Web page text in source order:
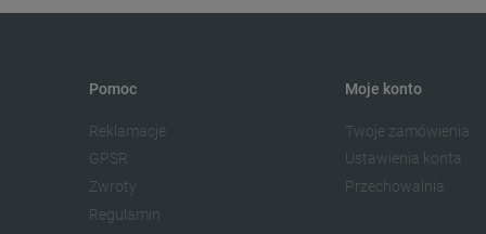
Pomoc
Reklamacje
GPSR
Zwroty
Regulamin
Moje konto
Twoje zamówienia
Ustawienia konta
Przechowalnia